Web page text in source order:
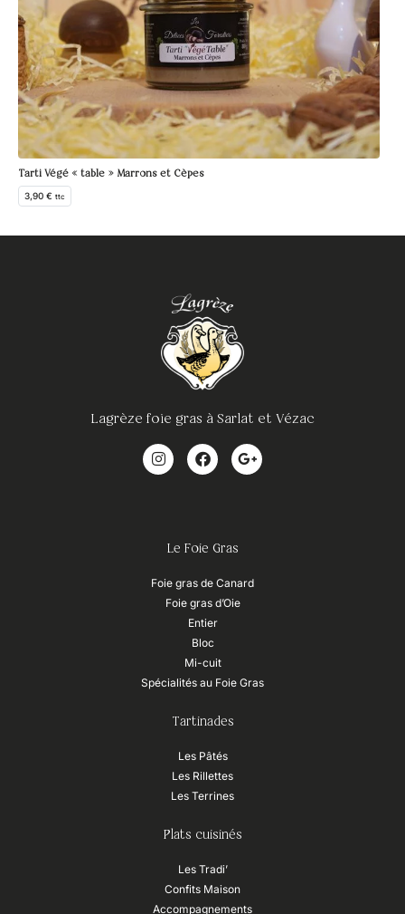
Tarti Végé « table » Marrons et Cèpes
3,90 € ttc
Lagrèze foie gras à Sarlat et Vézac
Le Foie Gras
Foie gras de Canard
Foie gras d’Oie
Entier
Bloc
Mi-cuit
Spécialités au Foie Gras
Tartinades
Les Pâtés
Les Rillettes
Les Terrines
Plats cuisinés
Les Tradi’
Confits Maison
Accompagnements